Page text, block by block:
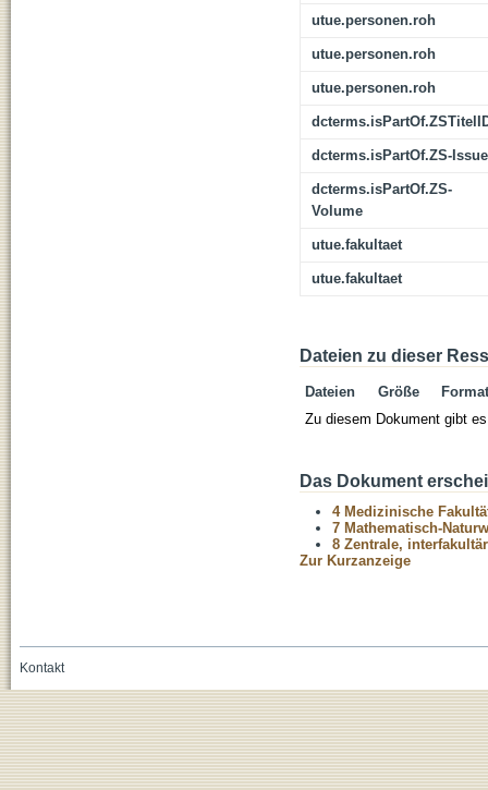
utue.personen.roh
utue.personen.roh
utue.personen.roh
dcterms.isPartOf.ZS-Issue
dcterms.isPartOf.ZS-
Volume
utue.fakultaet
utue.fakultaet
Dateien zu dieser
Dateien Größe
Format
Zu diesem Dokument gibt
Das Dokument
4 Medizinische
7 Mathematisch-
8 Zentrale,
Zur Kurzanzeige
Kontakt